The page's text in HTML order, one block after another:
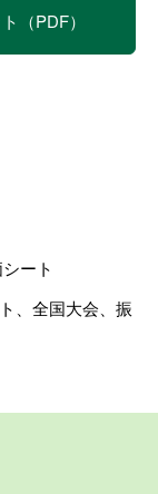
（PDF）
ート
、全国大会、振